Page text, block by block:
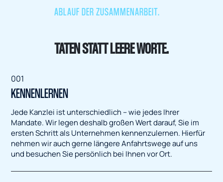
ABLAUF DER ZUSAMMENARBEIT.
TATEN STATT LEERE WORTE.
001
KENNENLERNEN
Jede Kanzlei ist unterschiedlich – wie jedes Ihrer
Mandate. Wir legen deshalb großen Wert darauf, Sie im
ersten Schritt als Unternehmen kennenzulernen. Hierfür
nehmen wir auch gerne längere Anfahrtswege auf uns
und besuchen Sie persönlich bei Ihnen vor Ort.